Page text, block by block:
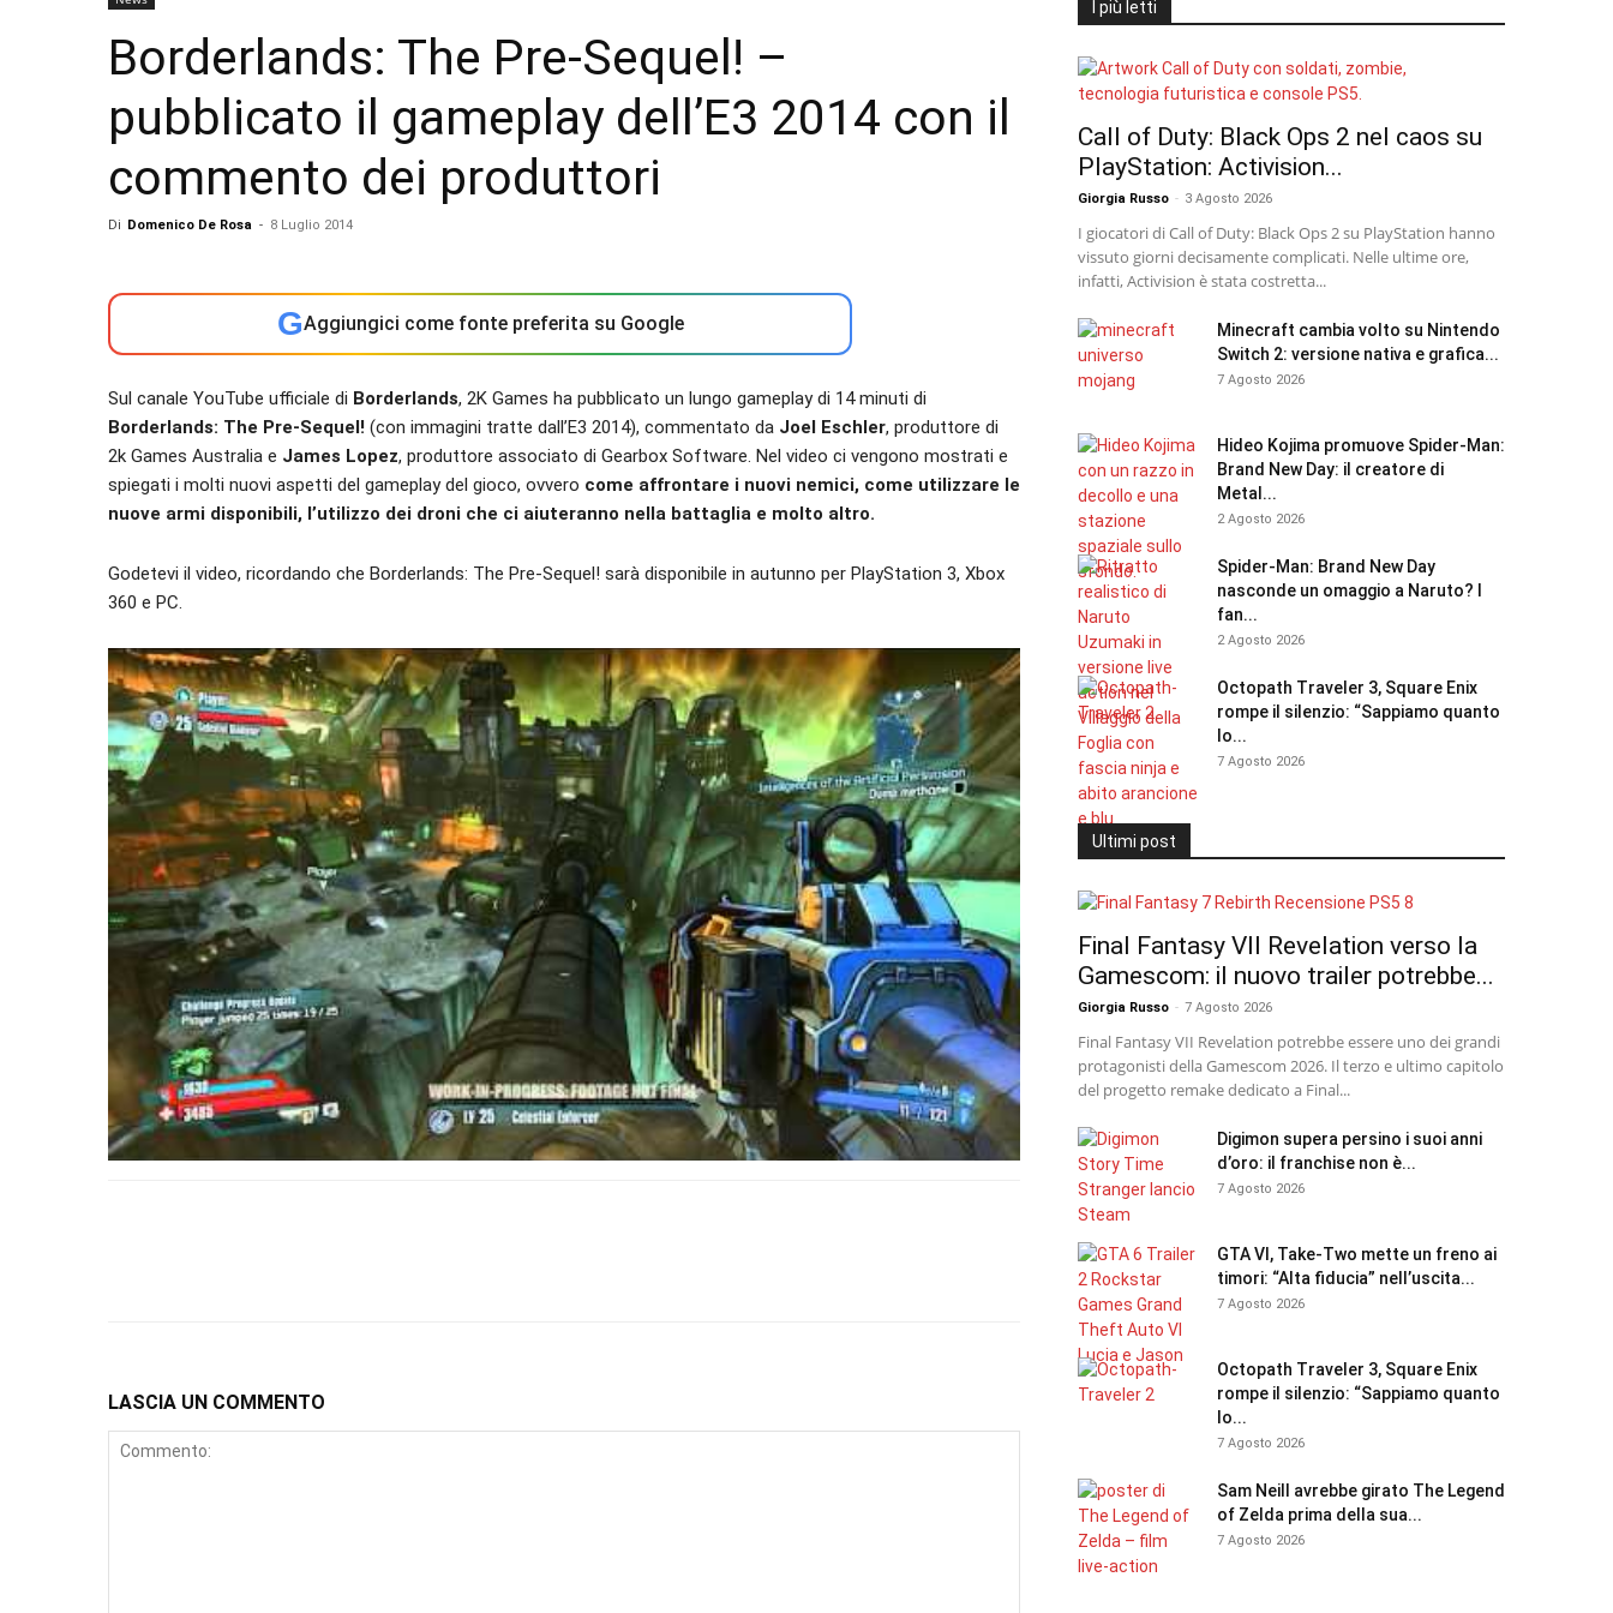
Borderlands: The Pre-Sequel! –
pubblicato il gameplay dell’E3 2014 con il
commento dei produttori
Di Domenico De Rosa - 8 Luglio 2014
GAggiungici come fonte preferita su Google
Sul canale YouTube ufficiale di Borderlands, 2K Games ha pubblicato un lungo gameplay di 14 minuti di
Borderlands: The Pre-Sequel! (con immagini tratte dall’E3 2014), commentato da Joel Eschler, produttore di
2k Games Australia e James Lopez, produttore associato di Gearbox Software. Nel video ci vengono mostrati e
spiegati i molti nuovi aspetti del gameplay del gioco, ovvero come affrontare i nuovi nemici, come utilizzare le
nuove armi disponibili, l’utilizzo dei droni che ci aiuteranno nella battaglia e molto altro.
Godetevi il video, ricordando che Borderlands: The Pre-Sequel! sarà disponibile in autunno per PlayStation 3, Xbox
360 e PC.
LASCIA UN COMMENTO
I più letti
Call of Duty: Black Ops 2 nel caos su
PlayStation: Activision...
Giorgia Russo - 3 Agosto 2026
I giocatori di Call of Duty: Black Ops 2 su PlayStation hanno
vissuto giorni decisamente complicati. Nelle ultime ore,
infatti, Activision è stata costretta...
Minecraft cambia volto su Nintendo
Switch 2: versione nativa e grafica...
7 Agosto 2026
Hideo Kojima promuove Spider-Man:
Brand New Day: il creatore di
Metal...
2 Agosto 2026
Spider-Man: Brand New Day
nasconde un omaggio a Naruto? I
fan...
2 Agosto 2026
Octopath Traveler 3, Square Enix
rompe il silenzio: “Sappiamo quanto
lo...
7 Agosto 2026
Ultimi post
Final Fantasy VII Revelation verso la
Gamescom: il nuovo trailer potrebbe...
Giorgia Russo - 7 Agosto 2026
Final Fantasy VII Revelation potrebbe essere uno dei grandi
protagonisti della Gamescom 2026. Il terzo e ultimo capitolo
del progetto remake dedicato a Final...
Digimon supera persino i suoi anni
d’oro: il franchise non è...
7 Agosto 2026
GTA VI, Take-Two mette un freno ai
timori: “Alta fiducia” nell’uscita...
7 Agosto 2026
Octopath Traveler 3, Square Enix
rompe il silenzio: “Sappiamo quanto
lo...
7 Agosto 2026
Sam Neill avrebbe girato The Legend
of Zelda prima della sua...
7 Agosto 2026